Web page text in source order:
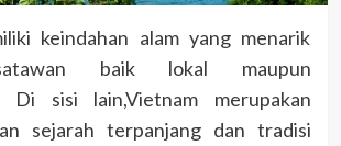
keindahan alam yang menarik
baik lokal maupun
Di sisi lain,Vietnam merupakan
sejarah terpanjang dan tradisi